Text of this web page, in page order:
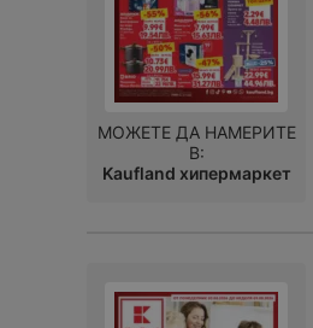
МОЖЕТЕ ДА НАМЕРИТЕ
В:
Kaufland хипермаркет